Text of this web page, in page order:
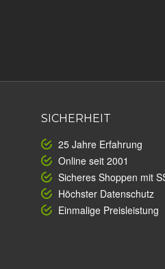
SICHERHEIT
25 Jahre Erfahrung
Online seit 2001
Sicheres Shoppen mit
Höchster Datenschutz
Einmalige Preisleistung